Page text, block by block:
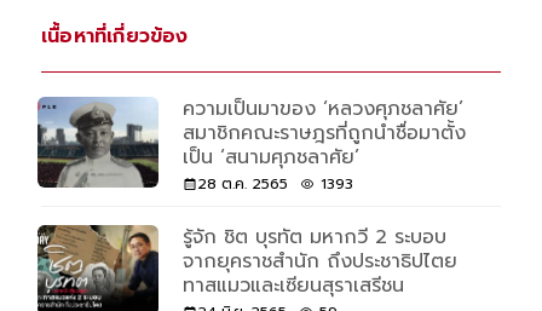
เนื้อหาที่เกี่ยวข้อง
ความเป็นมาของ ‘หลวงศุภชลาศัย’
สมาชิกคณะราษฎรที่ถูกนำชื่อมาตั้ง
เป็น ‘สนามศุภชลาศัย’
28 ต.ค. 2565 1393
รู้จัก ชิต บุรทัต มหากวี 2 ระบอบ
จากยุคราชสำนัก ถึงประชาธิปไตย
ทาสแมวและเซียนสุราเสรีชน